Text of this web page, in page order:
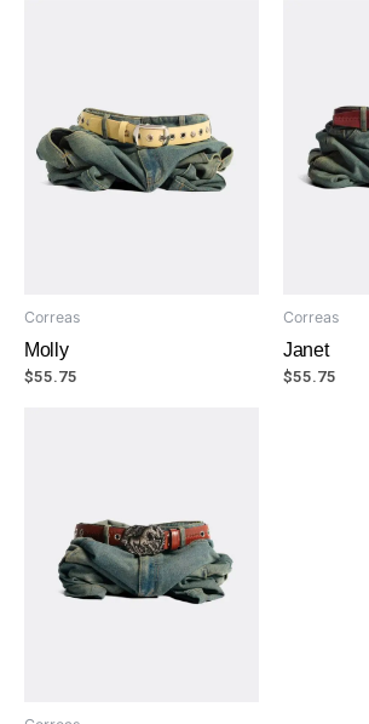
Correas
Molly
$55.75
Correas
Janet
$55.75